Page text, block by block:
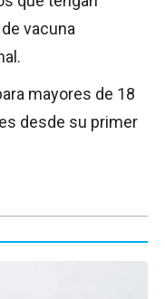
vacuna
mayores de 18
desde su primer